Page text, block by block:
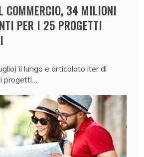
COMMERCIO, 34 MILIONI
PER I 25 PROGETTI
il lungo e articolato iter di
progetti…